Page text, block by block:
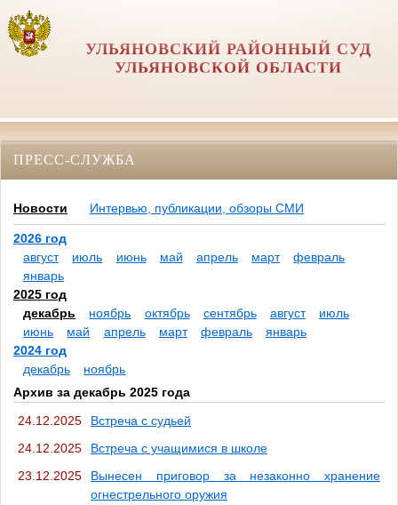
УЛЬЯНОВСКИЙ РАЙОННЫЙ СУД
УЛЬЯНОВСКОЙ ОБЛАСТИ
ПРЕСС-СЛУЖБА
Новости Интервью, публикации, обзоры СМИ
2026 год
август
июль июнь май апрель март
февраль
январь
2025 год
декабрь
ноябрь октябрь сентябрь август
июль
июнь
май апрель март февраль
январь
2024 год
декабрь
ноябрь
Архив за декабрь 2025 года
24.12.2025
Встреча с судьей
24.12.2025
Встреча с учащимися в школе
23.12.2025
Вынесен приговор за незаконно хранение
огнестрельного оружия